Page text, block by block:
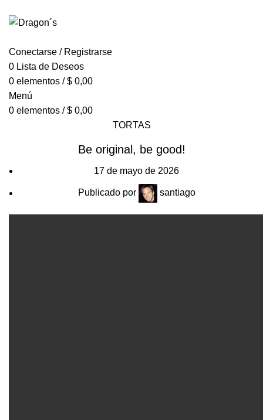
Conectarse / Registrarse
0 Lista de Deseos
0 elementos / $ 0,00
Menú
0 elementos / $ 0,00
TORTAS
Be original, be good!
17 de mayo de 2026
Publicado por santiago